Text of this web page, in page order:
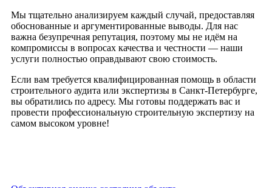
Мы тщательно анализируем каждый случай, предоставляя
обоснованные и аргументированные выводы. Для нас
важна безупречная репутация, поэтому мы не идём на
компромиссы в вопросах качества и честности — наши
услуги полностью оправдывают свою стоимость.
Если вам требуется квалифицированная помощь в области
строительного аудита или экспертизы в Санкт-Петербурге,
вы обратились по адресу. Мы готовы поддержать вас и
провести профессиональную строительную экспертизу на
самом высоком уровне!